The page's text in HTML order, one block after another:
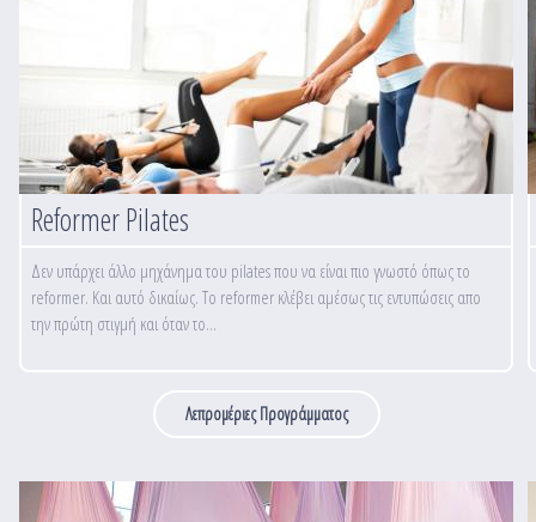
Reformer Pilates
Δεν υπάρχει άλλο μηχάνημα του pilates που να είναι πιο γνωστό όπως το
reformer. Και αυτό δικαίως. Το reformer κλέβει αμέσως τις εντυπώσεις απο
την πρώτη στιγμή και όταν το...
Λεπρομέριες Προγράμματος